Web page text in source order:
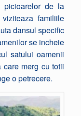
picioarelor de la
familiile
dansul specific
se incheie
satului oamenii
care merg cu totii
o petrecere.